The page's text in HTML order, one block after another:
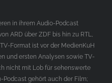
in ihrem Audio-Podcast
ARD über ZDF bis hin zu RTL,
TV-Format ist vor der MedienKuH
und ersten Analysen sowie TV-
nicht mit Lob für sehenswerte
Podcast gehört auch der Film;